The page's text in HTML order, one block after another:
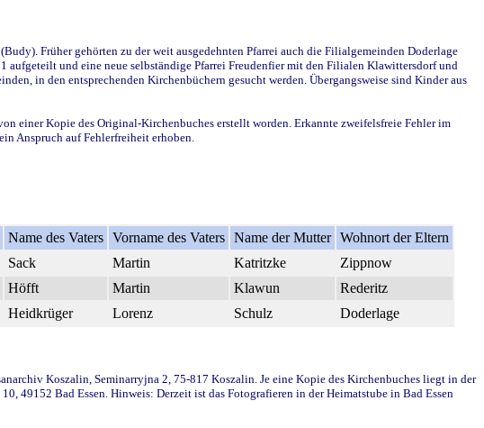
Früher gehörten zu der weit ausgedehnten Pfarrei auch die Filialgemeinden Doderlage
und eine neue selbständige Pfarrei Freudenfier mit den Filialen Klawittersdorf und
in den entsprechenden Kirchenbüchern gesucht werden. Übergangsweise sind Kinder aus
einer Kopie des Original-Kirchenbuches erstellt worden. Erkannte zweifelsfreie Fehler im
Anspruch auf Fehlerfreiheit erhoben.
Name des Vaters Vorname des Vaters Name der Mutter Wohnort der Eltern
Sack Martin Katritzke
Zippnow
Höfft Martin Klawun
Rederitz
Heidkrüger Lorenz Schulz Doderlage
Koszalin, Seminarryjna 2, 75-817 Koszalin. Je eine Kopie des Kirchenbuches liegt in der
49152 Bad Essen. Hinweis: Derzeit ist das Fotografieren in der Heimatstube in Bad Essen